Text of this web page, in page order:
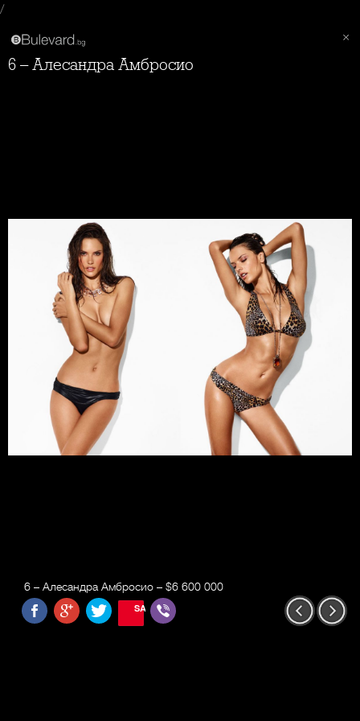
/
6 – Алесандра Амбросио
6 – Алесандра Амбросио – $6 600 000
SAVE